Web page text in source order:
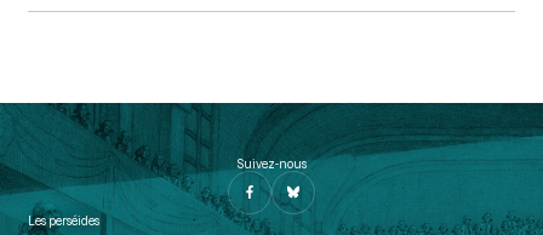
Suivez-nous
Les perséides